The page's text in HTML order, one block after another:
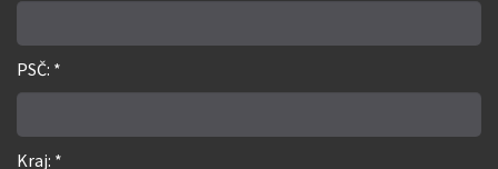
PSČ: *
Kraj: *